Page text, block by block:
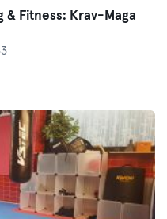
Fitness: Krav-Maga